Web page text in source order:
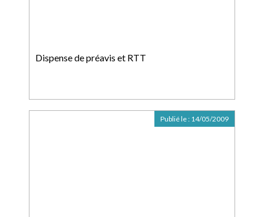
Dispense de préavis et RTT
Publié le : 14/05/2009